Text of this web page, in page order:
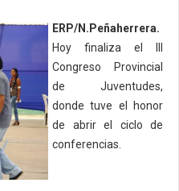
ERP/N.Peñaherrera.
Hoy finaliza el III
Congreso Provincial
de Juventudes,
donde tuve el honor
de abrir el ciclo de
conferencias.